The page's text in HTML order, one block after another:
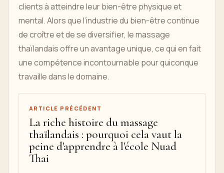
clients à atteindre leur bien-être physique et
mental. Alors que l’industrie du bien-être continue
de croître et de se diversifier, le massage
thaïlandais offre un avantage unique, ce qui en fait
une compétence incontournable pour quiconque
travaille dans le domaine.
ARTICLE PRÉCÉDENT
La riche histoire du massage
thaïlandais : pourquoi cela vaut la
peine d'apprendre à l'école Nuad
Thai